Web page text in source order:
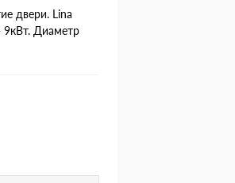
двери. Lina
Диаметр